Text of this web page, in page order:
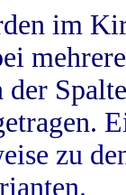
im
zu